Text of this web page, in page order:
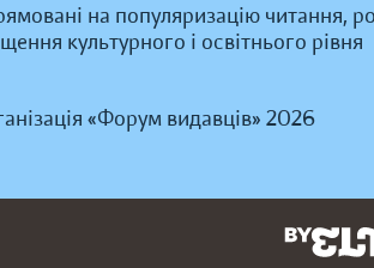
на популяризацію читання,
культурного і освітнього рівня
«Форум видавців» 2026